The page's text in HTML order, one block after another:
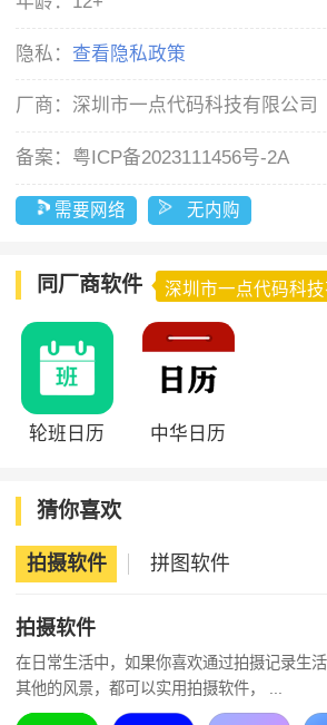
隐私： 查看隐私政策
厂商： 深圳市一点代码科技有限公司
备案： 粤ICP备2023111456号-2A
需要网络 无内购
同厂商软件 深圳市一点代码科技
轮班日历 中华日历
猜你喜欢
拍摄软件 拼图软件
拍摄软件
在日常生活中，如果你喜欢通过拍摄记录生
其他的风景，都可以实用拍摄软件， ...